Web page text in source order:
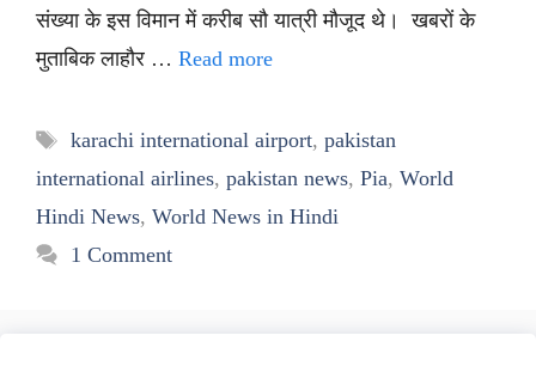
संख्या के इस विमान में करीब सौ यात्री मौजूद थे। खबरों के
मुताबिक लाहौर … Read more
Tags
karachi international airport, pakistan
international airlines, pakistan news, Pia, World
Hindi News, World News in Hindi
1 Comment